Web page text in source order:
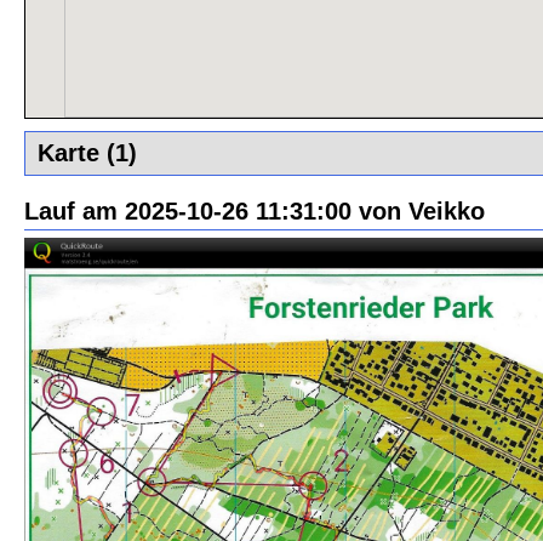
Karte (1)
Lauf am 2025-10-26 11:31:00 von Veikko